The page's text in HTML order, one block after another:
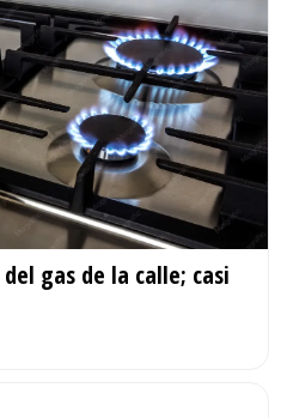
gas de la calle; casi